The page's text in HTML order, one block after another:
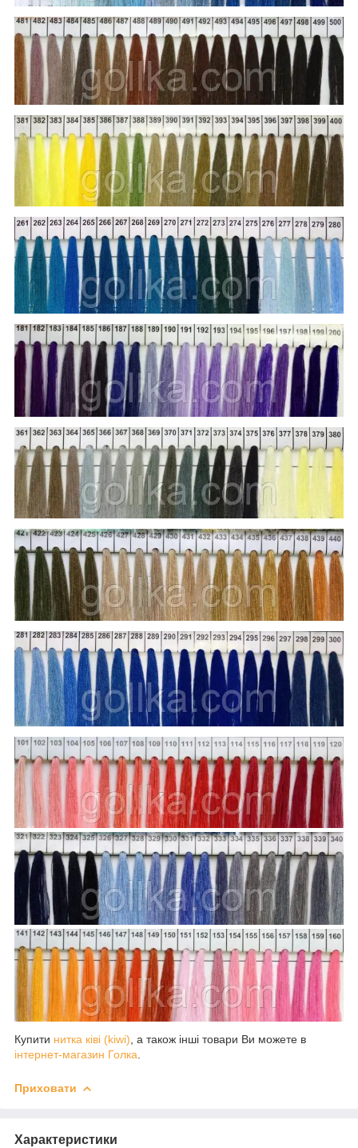
Купити нитка ківі (kiwi) , а також інші товари Ви можете в
інтернет-магазин Голка
Приховати
Характеристики